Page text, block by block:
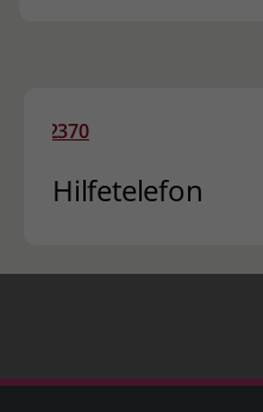
Hilfetelefon